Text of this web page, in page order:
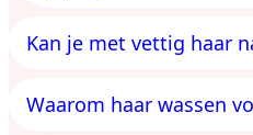
Kan je met vettig haar
Waarom haar wassen